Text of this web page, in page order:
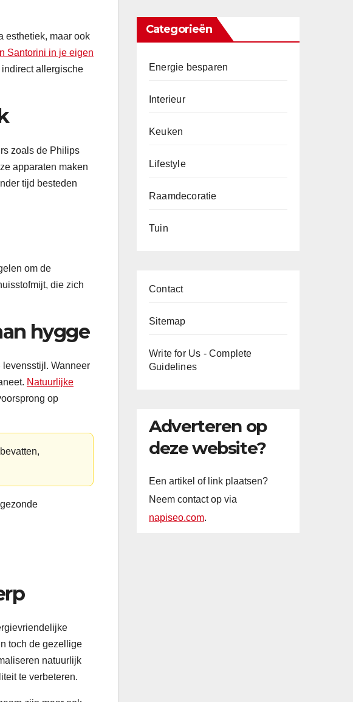
esthetiek, maar ook
Santorini in je eigen
allergische
zoals de Philips
apparaten maken
tijd besteden
om de
die zich
hygge
Wanneer
Natuurlijke
op
toch de gezellige
natuurlijk
te verbeteren.
Categorieën
Energie besparen
Interieur
Keuken
Lifestyle
Raamdecoratie
Tuin
Contact
Sitemap
Write for Us - Complete
Guidelines
Adverteren op
deze website?
Een artikel of link plaatsen?
Neem contact op via
napiseo.com.